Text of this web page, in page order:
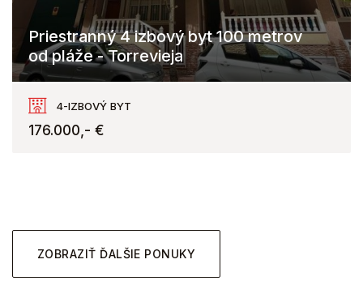
Priestranný 4 izbový byt 100 metrov
od pláže - Torrevieja
Torrevieja
4-IZBOVÝ BYT
176.000,- €
ZOBRAZIŤ ĎALŠIE PONUKY